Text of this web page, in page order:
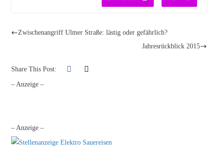
Zwischenangriff Ulmer Straße: lästig oder gefährlich?
Jahresrückblick 2015
Share This Post:
– Anzeige –
– Anzeige –